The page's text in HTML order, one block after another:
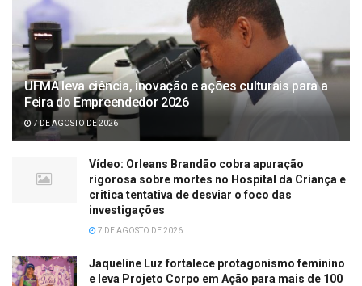
UFMA leva ciência, inovação e ações culturais para a
Feira do Empreendedor 2026
7 DE AGOSTO DE 2026
Vídeo: Orleans Brandão cobra apuração
rigorosa sobre mortes no Hospital da Criança e
critica tentativa de desviar o foco das
investigações
7 DE AGOSTO DE 2026
Jaqueline Luz fortalece protagonismo feminino
e leva Projeto Corpo em Ação para mais de 100